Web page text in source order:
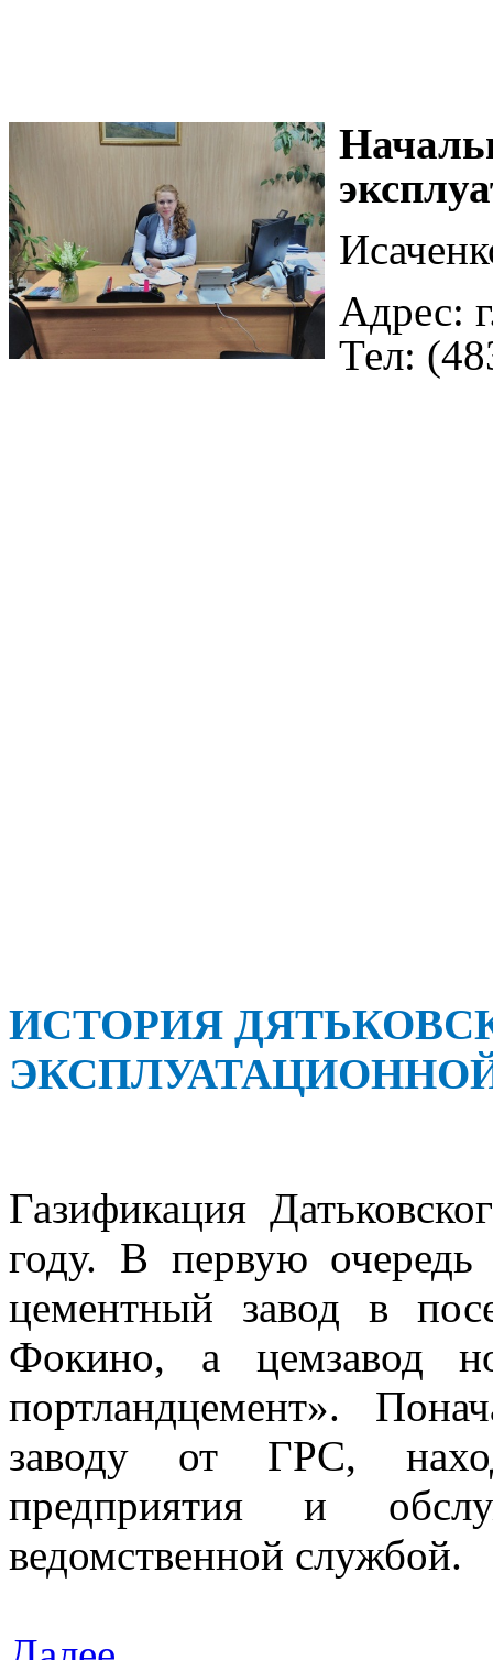
Адрес:
Тел:
ИСТОРИЯ
Газификация
году. В первую
цементный завод в
Фокино, а цемзавод
портландцемент».
заводу от ГРС,
предприятия и
ведомственной службой.